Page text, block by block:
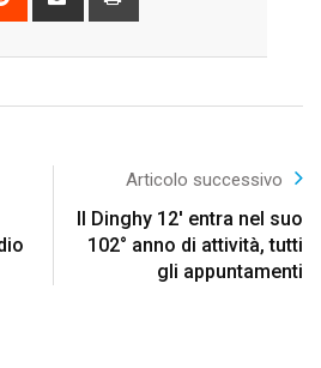
Articolo successivo
Il Dinghy 12′ entra nel suo
102° anno di attività, tutti
gli appuntamenti